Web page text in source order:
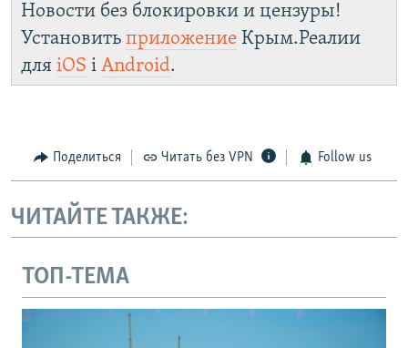
Новости без блокировки и цензуры!
Установить приложение Крым.Реалии
для iOS і Android.
Поделиться Читать без VPN Follow us
ЧИТАЙТЕ ТАКЖЕ:
ТОП-ТЕМА